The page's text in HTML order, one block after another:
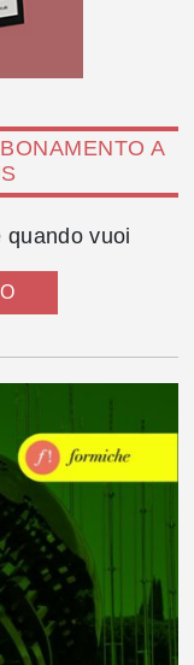
A
quando vuoi